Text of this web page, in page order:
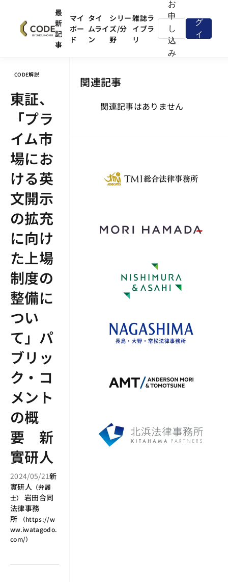
最
新
記
事
マイ
ボー
ド
タイ
ムライ
ン
シリー
ズ/分
野
雑誌ラ
イブラ
リ
お
申
し
込
み
グ
イ
CODE解説
東証、
「プラ
イム市
場にお
ける英
文開示
の拡充
に向け
た上場
制度の
整備に
つい
て」パ
ブリッ
ク・コ
メント
の概
要 新
實研人
2024/05/21新
實研人 （弁護
士）
岩田合同
法律事務
所
（https://w
ww.iwatagodo.
com/）
関連記事
関連記事はありません